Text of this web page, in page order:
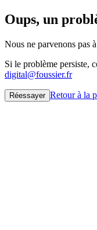
Oups, un
Nous ne parvenons pas
Si le problème persiste,
digital@foussier.fr
Réessayer Retour à la